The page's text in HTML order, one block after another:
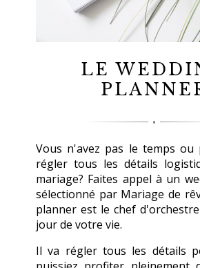
LE
Vous n'avez pas le temps ou
régler tous les détails
mariage? Faites appel à un
sélectionné par Mariage de
planner est le chef
jour de votre vie.
Il va régler tous les détails